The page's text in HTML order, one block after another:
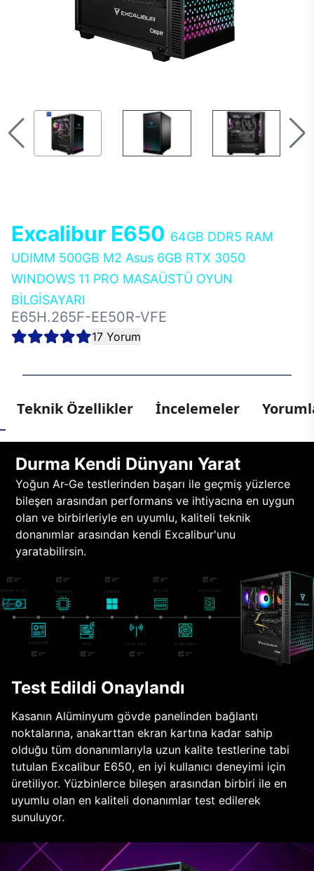
Excalibur E650 64GB DDR5 RAM
UDIMM 500GB M2 Asus 6GB RTX 3050
WINDOWS 11 PRO MASAÜSTÜ OYUN
BİLGİSAYARI
E65H.265F-EE50R-VFE
17 Yorum
Teknik Özellikler İncelemeler
Durma Kendi Dünyanı Yarat
Yoğun Ar-Ge testlerinden başarı ile geçmiş yüzlerce
bileşen arasından performans ve ihtiyacına en uygun
olan ve birbirleriyle en uyumlu, kaliteli teknik
donanımlar arasından kendi Excalibur'unu
yaratabilirsin.
Test Edildi Onaylandı
Kasanın Alüminyum gövde panelinden bağlantı
noktalarına, anakarttan ekran kartına kadar sahip
olduğu tüm donanımlarıyla uzun kalite testlerine tabi
tutulan Excalibur E650, en iyi kullanıcı deneyimi için
üretiliyor. Yüzbinlerce bileşen arasından birbiri ile en
uyumlu olan en kaliteli donanımlar test edilerek
sunuluyor.